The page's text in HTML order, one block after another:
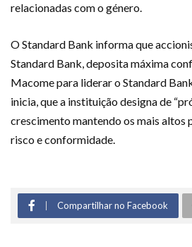
relacionadas com o género.
O Standard Bank informa que
Standard Bank, deposita máxima
Macome para liderar o Standard
inicia, que a instituição designa de
crescimento mantendo os mais altos
risco e conformidade.
Compartilhar no Facebook